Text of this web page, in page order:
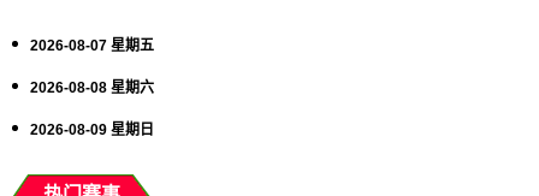
2026-08-07 星期五
2026-08-08 星期六
2026-08-09 星期日